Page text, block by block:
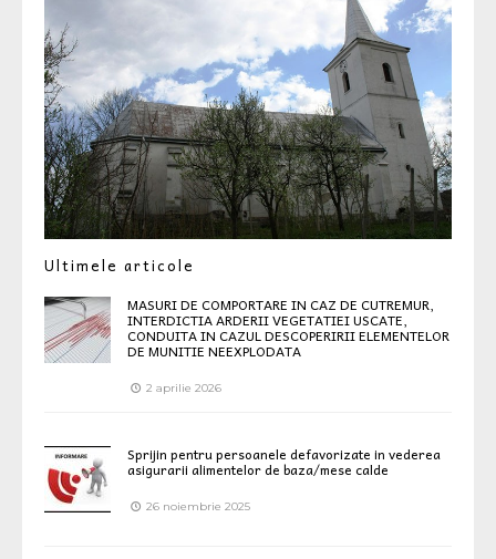
Ultimele articole
MASURI DE COMPORTARE IN CAZ DE CUTREMUR,
INTERDICTIA ARDERII VEGETATIEI USCATE,
CONDUITA IN CAZUL DESCOPERIRII ELEMENTELOR
DE MUNITIE NEEXPLODATA
2 aprilie 2026
Sprijin pentru persoanele defavorizate in vederea
asigurarii alimentelor de baza/mese calde
26 noiembrie 2025